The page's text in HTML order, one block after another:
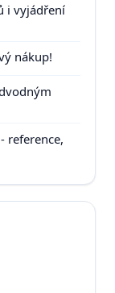
i vyjádření
nákup!
reference,